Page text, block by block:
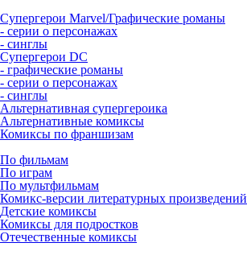
Супергерои Marvel/Графические романы
- серии о персонажах
- синглы
Супергерои DC
- графические романы
- серии о персонажах
- синглы
Альтернативная супергероика
Альтернативные комиксы
Комиксы по франшизам
По фильмам
По играм
По мультфильмам
Комикс-версии литературных произведений
Детские комиксы
Комиксы для подростков
Отечественные комиксы